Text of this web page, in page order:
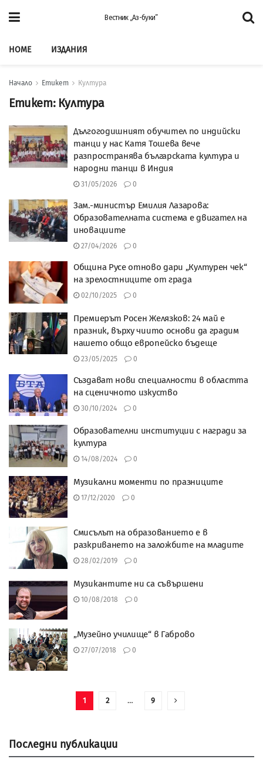
Вестник „Аз-буки”
HOME ИЗДАНИЯ
Начало Етикет Култура
Етикет: Култура
Дългогодишният обучител по индийски
танци у нас Катя Тошева вече
разпространява българската култура и
народни танци в Индия
31/05/2026 0
Зам.-министър Емилия Лазарова:
Образователната система е двигател на
иновациите
27/04/2026 0
Община Русе отново дари „Културен чек“
на зрелостниците от града
02/10/2025 0
Премиерът Росен Желязков: 24 май е
празник, върху чиито основи да градим
нашето общо европейско бъдеще
23/05/2025 0
Създават нови специалности в областта
на сценичното изкуство
30/10/2024 0
Образователни институции с награди за
култура
14/08/2024 0
Музикални моменти по празниците
17/12/2020 0
Смисълът на образованието е в
разкриването на заложбите на младите
28/02/2019 0
Музикантите ни са съвършени
10/08/2018 0
„Музейно училище“ в Габрово
27/07/2018 0
1 2 … 9
Последни публикации